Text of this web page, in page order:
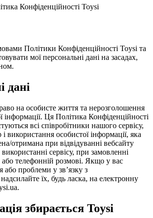
Конфіденційності Toysi
Політики Конфіденційності Toysi та
мої персональні дані на засадах,
дані
на особисте життя та нерозголошення
інформації. Ця Політика Конфіденційності
всі співробітники нашого сервісу,
і використання особистої інформації, яка
отримана при відвідуванні вебсайту
сервісу, при замовленні
або телефонній розмові. Якщо у вас
проблеми у зв’язку з
їх, будь ласка, на електронну
збирається Toysi